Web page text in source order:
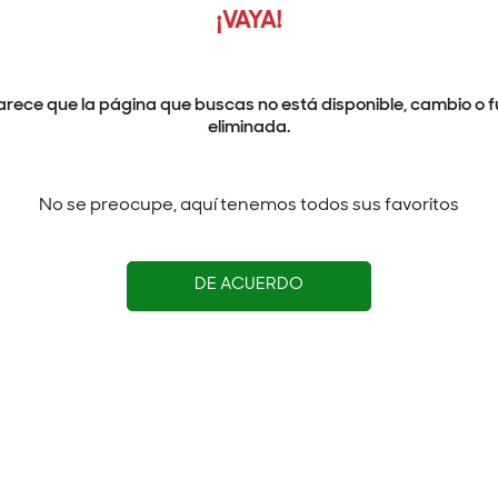
¡VAYA!
que la página que buscas no está disponible, cambio o
eliminada.
No se preocupe, aquí tenemos todos sus favoritos
DE ACUERDO